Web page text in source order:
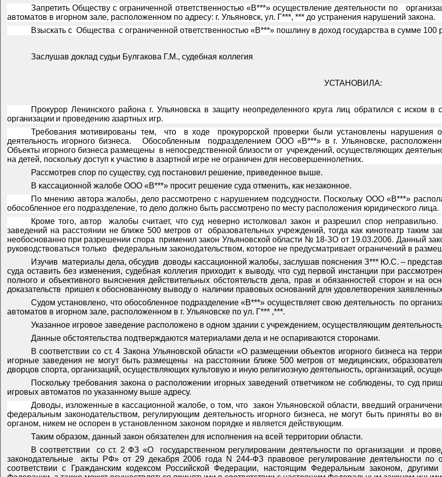
Запретить Обществу с ограниченной ответственностью «В***» осуществление деятельности по
автоматов в игорном зале, расположенном по адресу: г. Ульяновск, ул. Г***, *** до устранения нарушений закона.
Взыскать с Общества с ограниченной ответственностью «В***» пошлину в доход государства в сумме 100
Заслушав доклад судьи Булгакова Г.М., судебная коллегия
УСТАНОВИЛА:
Прокурор Ленинского района г. Ульяновска в защиту неопределенного круга лиц обратился с иском в
организации и проведению азартных игр.
Требования мотивированы тем,
что в ходе
прокурорской проверки были установлены нарушения
деятельность игорного бизнеса.
Обособленным
подразделением ООО «В***» в г. Ульяновске,
Объекты игорного бизнеса размещены в непосредственной близости от учреждений, осуществляющих
на детей, поскольку доступ к участию в азартной игре не ограничен для несовершеннолетних.
Рассмотрев спор по существу, суд постановил решение, приведенное выше.
В кассационной жалобе ООО «В***» просит решение суда отменить, как незаконное.
По мнению автора жалобы, дело рассмотрено с нарушением подсудности. Поскольку ООО «В***»
обособленное его подразделение, то дело должно быть рассмотрено по месту расположения юридического лица.
Кроме того, автор
жалобы считает, что суд неверно истолковал закон и разрешил спор
заведений на расстоянии не ближе 500 метров от
образовательных учреждений, тогда как кинотеатр таким
необоснованно при разрешении спора применил закон Ульяновской области № 18-ЗО от 19.03.2006. Данный
руководствоваться только
федеральным законодательством, которое не предусматривает ограничений в
Изучив материалы дела, обсудив доводы кассационной жалобы, заслушав пояснения З*** Ю.С. –
суда оставить без изменения, судебная коллегия приходит к выводу, что суд первой инстанции при
полного и объективного выяснения действительных обстоятельств дела, прав и обязанностей сторон и на
доказательств пришел к обоснованному выводу о наличии правовых оснований для удовлетворения
Судом установлено, что обособленное подразделение «В***» осуществляет свою деятельность
по
автоматов в игорном зале, расположенном в г. Ульяновске по ул. Г*** ,***.
Указанное игровое заведение расположено в одном здании с учреждением, осуществляющим
Данные обстоятельства подтверждаются материалами дела и не оспариваются сторонами.
В соответствии со ст. 4 Закона Ульяновской области «О размещении объектов игорного бизнеса на
игорные заведения не могут быть размещены
на расстоянии ближе 500 метров от медицинских,
дворцов спорта, организаций, осуществляющих культовую и иную религиозную деятельность, организаций,
Поскольку требования закона о расположении игорных заведений ответчиком не соблюдены, то суд
игровых автоматов по указанному выше адресу.
Доводы, изложенные в кассационной жалобе, о том, что
закон Ульяновской области, введший
федеральным законодательством, регулирующим деятельность игорного бизнеса, не могут быть приняты во
органом, никем не оспорен в установленном законом порядке и является действующим.
Таким образом, данный закон обязателен для исполнения на всей территории области.
В соответствии
со ст. 2 ФЗ «О государственном регулировании деятельности по организации и
законодательные
акты РФ» от 29 декабря 2006 года N 244-ФЗ правовое регулирование деятельности по
соответствии с Гражданским кодексом Российской Федерации, настоящим Федеральным законом,